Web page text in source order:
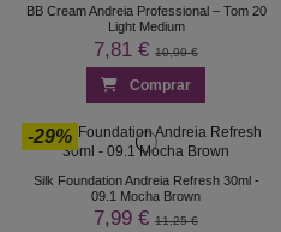
BB Cream Andreia Professional – Tom 20
Light Medium
7,81 € 10,99 €
Comprar
-29%
Silk Foundation Andreia Refresh 30ml -
09.1 Mocha Brown
7,99 € 11,25 €